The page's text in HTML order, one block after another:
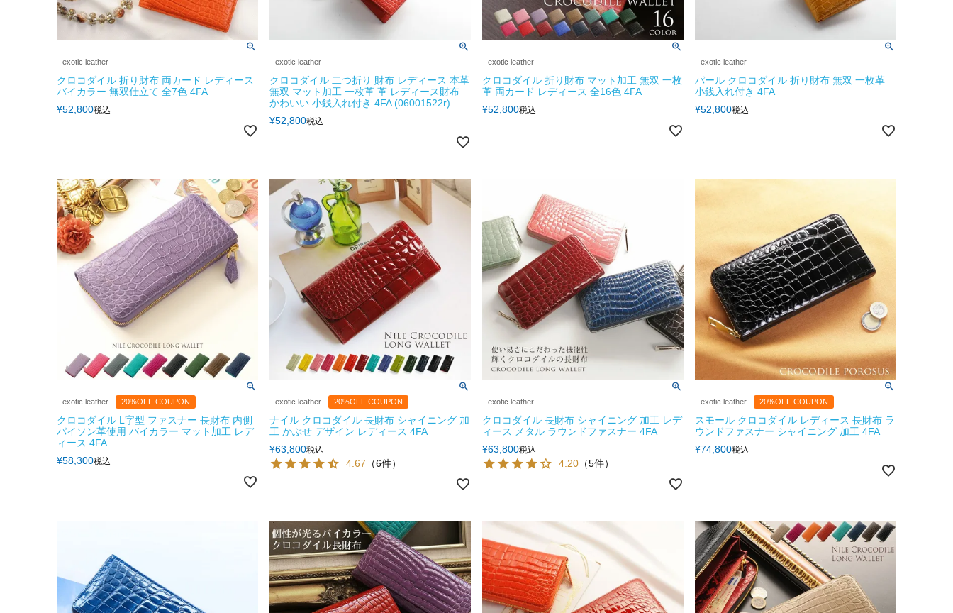
exotic leather
クロコダイル 折り財布 両カード レディース
バイカラー 無双仕立て 全7色 4FA
¥52,800税込
exotic leather
クロコダイル 二つ折り 財布 レディース 本革
無双 マット加工 一枚革 革 レディース財布
かわいい 小銭入れ付き 4FA (06001522r)
¥52,800税込
exotic leather
クロコダイル 折り財布 マット加工 無双 一枚
革 両カード レディース 全16色 4FA
¥52,800税込
exotic leather
パール クロコダイル 折り財布 無双 一枚革
小銭入れ付き 4FA
¥52,800税込
exotic leather 20%OFF COUPON
クロコダイル L字型 ファスナー 長財布 内側
パイソン革使用 バイカラー マット加工 レデ
ィース 4FA
¥58,300税込
exotic leather 20%OFF COUPON
ナイル クロコダイル 長財布 シャイニング 加
工 かぶせ デザイン レディース 4FA
¥63,800税込
4.67 （6件）
exotic leather
クロコダイル 長財布 シャイニング 加工 レデ
ィース メタル ラウンドファスナー 4FA
¥63,800税込
4.20 （5件）
exotic leather 20%OFF COUPON
スモール クロコダイル レディース 長財布 ラ
ウンドファスナー シャイニング 加工 4FA
¥74,800税込